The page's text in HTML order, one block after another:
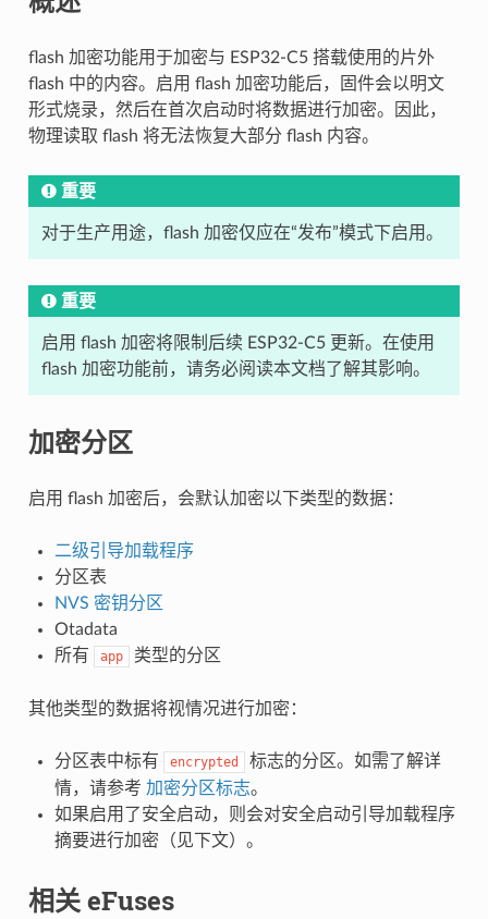
flash 加密功能用于加密与 ESP32-C5 搭载使用的片外
flash 中的内容。启用 flash 加密功能后，固件会以明文
形式烧录，然后在首次启动时将数据进行加密。因此，
物理读取 flash 将无法恢复大部分 flash 内容。
重要
对于生产用途，flash 加密仅应在“发布”模式下启用。
重要
启用 flash 加密将限制后续 ESP32-C5 更新。在使用
flash 加密功能前，请务必阅读本文档了解其影响。
加密分区
启用 flash 加密后，会默认加密以下类型的数据：
二级引导加载程序
分区表
NVS 密钥分区
Otadata
所有
app 类型的分区
其他类型的数据将视情况进行加密：
分区表中标有 encrypted
标志的分区。如需了解详
情，请参考 加密分区标志。
如果启用了安全启动，则会对安全启动引导加载程序
摘要进行加密（见下文）。
相关 eFuses